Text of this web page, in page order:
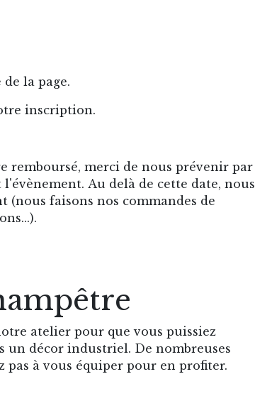
la page.
inscription.
remboursé, merci de nous prévenir par
l'évènement. Au delà de cette date, nous
faisons nos commandes de
atelier pour que vous puissiez
un décor industriel. De nombreuses
à vous équiper pour en profiter.